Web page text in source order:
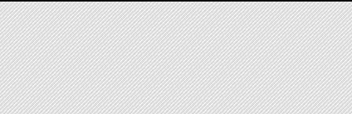
(５)個人情報を与えな
個人情報を与えること
一部をご提供いただけ
達成できない場合があ